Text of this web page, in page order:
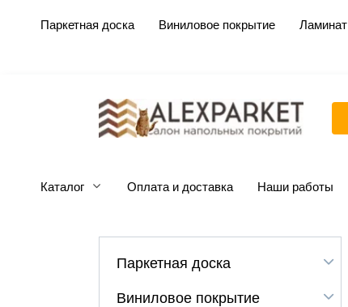
Паркетная доска Виниловое покрытие Ламинат
Каталог Оплата и доставка Наши работы
Паркетная доска
Виниловое покрытие